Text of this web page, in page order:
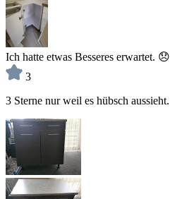
Ich hatte etwas Besseres erwartet. 😞
3
3 Sterne nur weil es hübsch aussieht.